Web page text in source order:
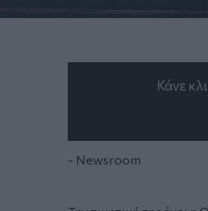
Κάνε
- Newsroom